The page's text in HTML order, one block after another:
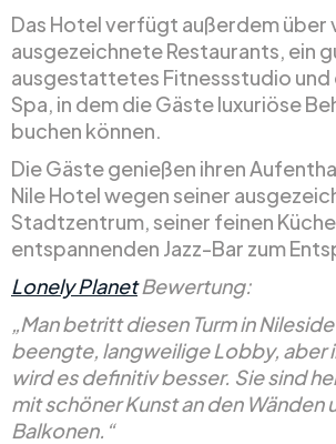
Das Hotel verfügt außerdem über
ausgezeichnete Restaurants, ein
ausgestattetes Fitnessstudio und
Spa, in dem die Gäste luxuriöse
buchen können.
Die Gäste genießen ihren
Nile Hotel wegen seiner
Stadtzentrum, seiner feinen
entspannenden Jazz-Bar zum
Lonely PlanetBewertung:
„Man betritt diesen Turm in
beengte, langweilige Lobby, aber
wird es definitiv besser. Sie sind
mit schöner Kunst an den Wänden
Balkonen.“